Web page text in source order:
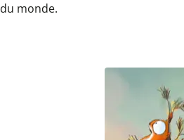
du monde.